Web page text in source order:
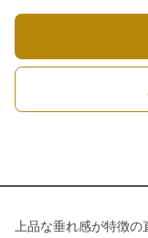
上品な垂れ感が特徴の